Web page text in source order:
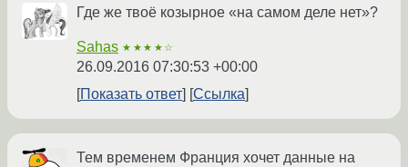
Где же твоё козырное «на самом деле нет»?
Sahas ★★★★☆
26.09.2016 07:30:53 +00:00
Показать ответ
Ссылка
Тем временем Франция хочет данные на